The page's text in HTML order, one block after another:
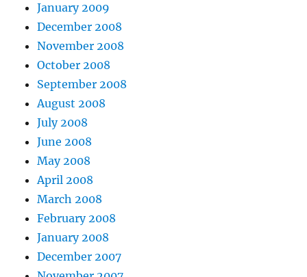
January 2009
December 2008
November 2008
October 2008
September 2008
August 2008
July 2008
June 2008
May 2008
April 2008
March 2008
February 2008
January 2008
December 2007